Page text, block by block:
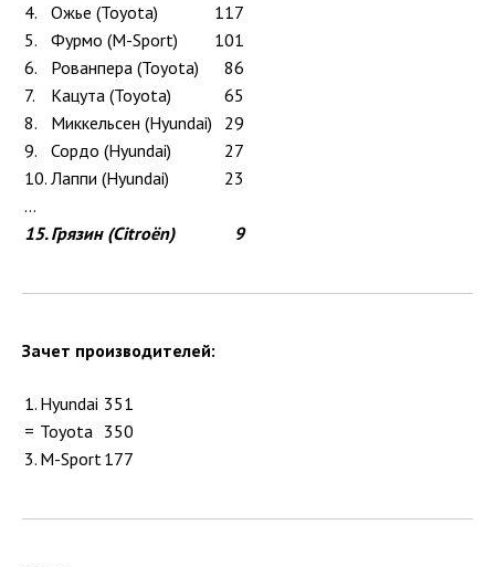
4.
Ожье (Toyota)
117
5.
Фурмо (M-Sport)
101
6.
Рованпера (Toyota)
86
7.
Кацута (Toyota)
65
8.
Миккельсен (Hyundai)
29
9.
Сордо (Hyundai)
27
10. Лаппи (Hyundai)
23
...
15.Грязин (Citroën) 9
Зачет производителей:
1. Hyundai 351
= Toyota 350
3. M-Sport177